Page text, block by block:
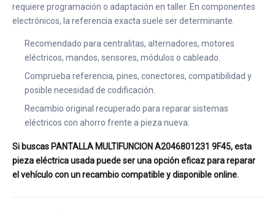
requiere programación o adaptación en taller. En componentes
electrónicos, la referencia exacta suele ser determinante.
Recomendado para centralitas, alternadores, motores
eléctricos, mandos, sensores, módulos o cableado.
Comprueba referencia, pines, conectores, compatibilidad y
posible necesidad de codificación.
Recambio original recuperado para reparar sistemas
eléctricos con ahorro frente a pieza nueva.
Si buscas PANTALLA MULTIFUNCION A2046801231 9F45, esta
pieza eléctrica usada puede ser una opción eficaz para reparar
el vehículo con un recambio compatible y disponible online.